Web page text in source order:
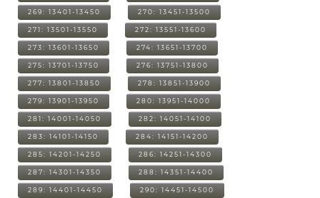
269: 13401-13450 270: 13451-13500
271: 13501-13550 272: 13551-13600
273: 13601-13650 274: 13651-13700
275: 13701-13750 276: 13751-13800
277: 13801-13850 278: 13851-13900
279: 13901-13950 280: 13951-14000
281: 14001-14050 282: 14051-14100
283: 14101-14150 284: 14151-14200
285: 14201-14250 286: 14251-14300
287: 14301-14350 288: 14351-14400
289: 14401-14450 290: 14451-14500